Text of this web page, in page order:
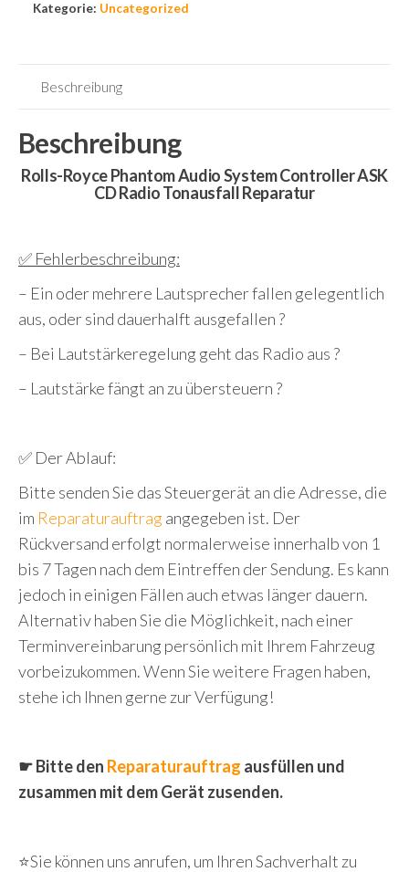
Kategorie: Uncategorized
Beschreibung
Beschreibung
Rolls-Royce Phantom Audio System Controller ASK
CD Radio Tonausfall Reparatur
✅ Fehlerbeschreibung:
– Ein oder mehrere Lautsprecher fallen gelegentlich
aus, oder sind dauerhalft ausgefallen ?
– Bei Lautstärkeregelung geht das Radio aus ?
– Lautstärke fängt an zu übersteuern ?
✅ Der Ablauf:
Bitte senden Sie das Steuergerät an die Adresse, die
im Reparaturauftragangegeben ist. Der
Rückversand erfolgt normalerweise innerhalb von 1
bis 7 Tagen nach dem Eintreffen der Sendung. Es kann
jedoch in einigen Fällen auch etwas länger dauern.
Alternativ haben Sie die Möglichkeit, nach einer
Terminvereinbarung persönlich mit Ihrem Fahrzeug
vorbeizukommen. Wenn Sie weitere Fragen haben,
stehe ich Ihnen gerne zur Verfügung!
☛ Bitte den Reparaturauftrag ausfüllen und
zusammen mit dem Gerät zusenden.
⭐Sie können uns anrufen, um Ihren Sachverhalt zu